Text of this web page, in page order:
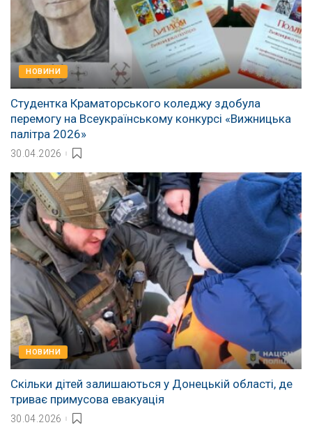
НОВИНИ
Студентка Краматорського коледжу здобула
перемогу на Всеукраїнському конкурсі «Вижницька
палітра 2026»
30.04.2026
НОВИНИ
Скільки дітей залишаються у Донецькій області, де
триває примусова евакуація
30.04.2026